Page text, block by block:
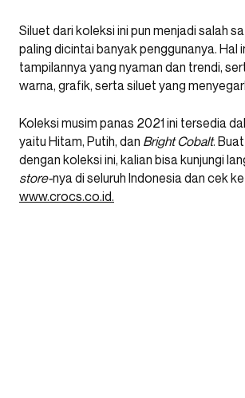
Siluet dari koleksi ini pun menjadi salah
paling dicintai banyak penggunanya. Hal
tampilannya yang nyaman dan trendi,
warna, grafik, serta siluet yang
Koleksi musim panas 2021 ini tersedia
yaitu Hitam, Putih, dan Bright Cobalt.
dengan koleksi ini, kalian bisa kunjungi
store-nya di seluruh Indonesia dan cek
www.crocs.co.id.